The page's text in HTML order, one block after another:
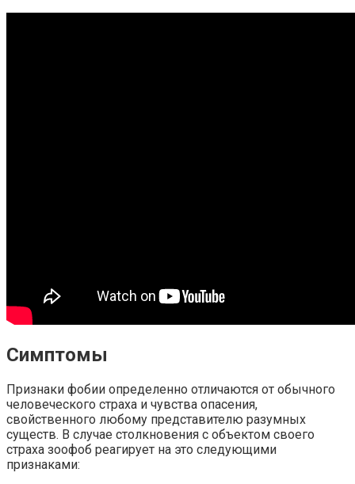
Симптомы
Признаки фобии определенно отличаются от обычного
человеческого страха и чувства опасения,
свойственного любому представителю разумных
существ. В случае столкновения с объектом своего
страха зоофоб реагирует на это следующими
признаками: